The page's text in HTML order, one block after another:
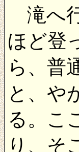
滝へ
ほど登
ら、普
と、や
る。こ
り、そ